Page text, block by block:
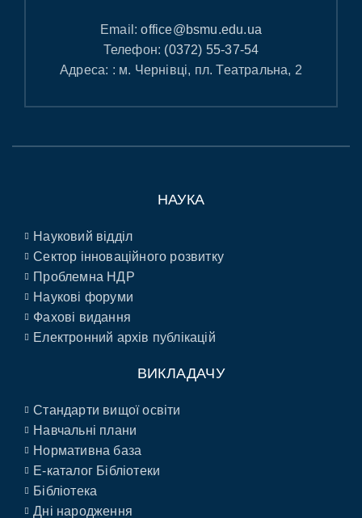
Email:office@bsmu.edu.ua
Телефон: (0372) 55-37-54
Адреса: : м. Чернівці, пл. Театральна, 2
НАУКА
Науковий відділ
Сектор інноваційного розвитку
Проблемна НДР
Наукові форуми
Фахові видання
Електронний архів публікацій
ВИКЛАДАЧУ
Стандарти вищої освіти
Навчальні плани
Нормативна база
E-каталог Бібліотеки
Бібліотека
Дні народження